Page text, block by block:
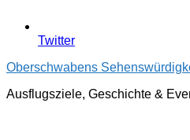
Twitter
Oberschwabens
Ausflugsziele, Geschichte &